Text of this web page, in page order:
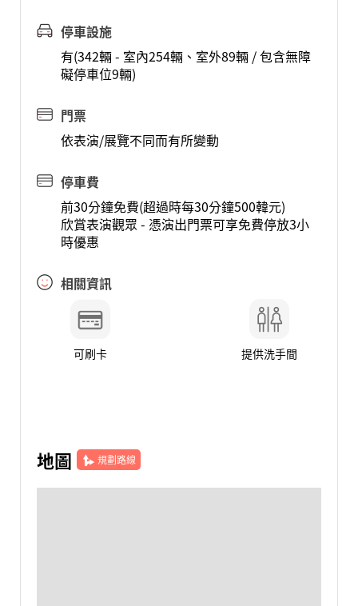
停車設施
有(342輛 - 室內254輛、室外89輛 / 包含無障
礙停車位9輛)
門票
依表演/展覽不同而有所變動
停車費
前30分鐘免費(超過時每30分鐘500韓元)
欣賞表演觀眾 - 憑演出門票可享免費停放3小
時優惠
相關資訊
可刷卡 提供洗手間
地圖 規劃路線